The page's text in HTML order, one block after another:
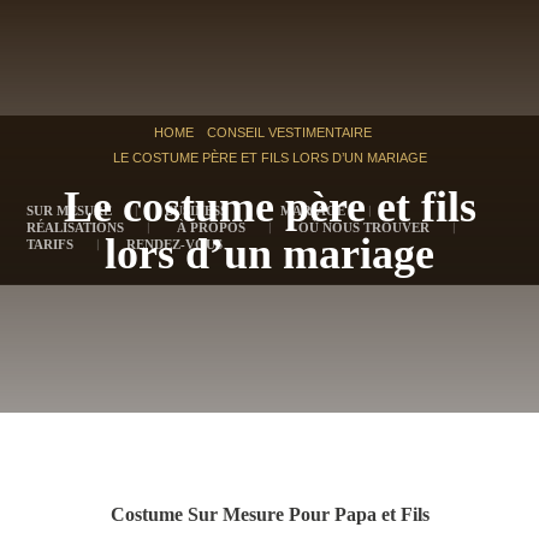
SUR MESURE BUSINESS
MARIAGE
RÉALISATIONS
À PROPOS
OÙ NOUS TROUVER
TARIFS
RENDEZ-VOUS
HOME
CONSEIL VESTIMENTAIRE
LE COSTUME PÈRE ET FILS LORS D’UN MARIAGE
Le costume père et fils
lors d’un mariage
Costume Sur Mesure Pour Papa et Fils